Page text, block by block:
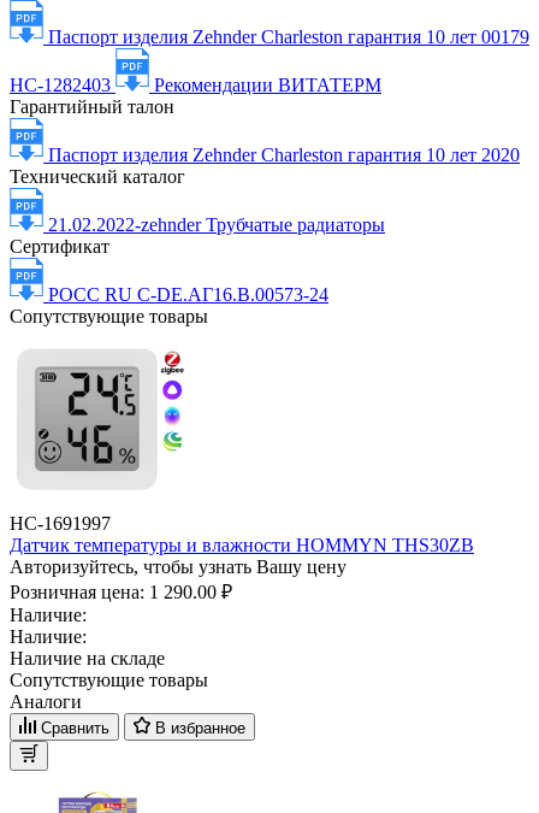
Паспорт изделия Zehnder Charleston гарантия 10 лет 00179
НС-1282403
Рекомендации ВИТАТЕРМ
Гарантийный талон
Паспорт изделия Zehnder Charleston гарантия 10 лет 2020
Технический каталог
21.02.2022-zehnder Трубчатые радиаторы
Сертификат
РОСС RU С-DE.АГ16.В.00573-24
Сопутствующие товары
НС-1691997
Датчик температуры и влажности HOMMYN THS30ZB
Авторизуйтесь, чтобы узнать Вашу цену
Розничная цена: 1 290.00 ₽
Наличие:
Наличие:
Наличие на складе
Сопутствующие товары
Аналоги
Сравнить В избранное